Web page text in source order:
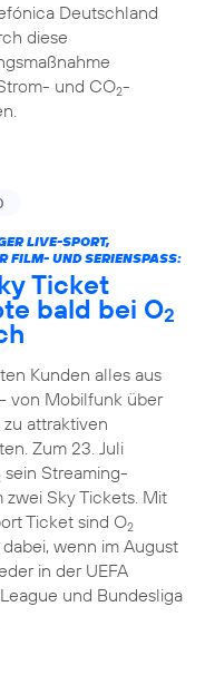
Deutschland
diese
und CO2-
LIVE-SPORT,
FILM- UND SERIENSPASS:
Ticket
bald bei O2
Kunden alles aus
von Mobilfunk über
attraktiven
Zum 23. Juli
sein Streaming-
Sky Tickets. Mit
Ticket sind O2
wenn im August
in der UEFA
und Bundesliga